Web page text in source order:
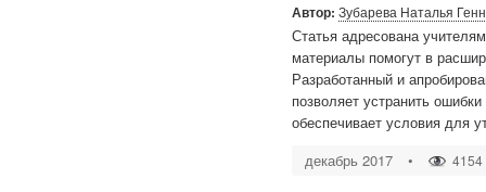
Автор: Зубарева Наталья
Статья адресована
материалы помогут в
Разработанный и
позволяет устранить
обеспечивает условия для
декабрь 2017 • 4154